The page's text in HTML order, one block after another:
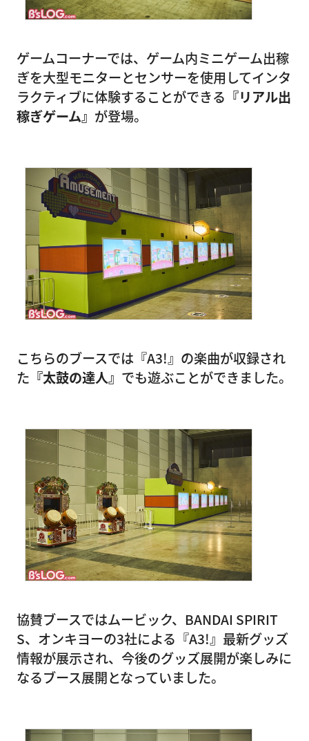
ゲームコーナーでは、ゲーム内ミニゲーム出稼
ぎを大型モニターとセンサーを使用してインタ
ラクティブに体験することができる 『リアル出
稼ぎゲーム』 が登場。
こちらのブースでは『A3!』の楽曲が収録され
た 『太鼓の達人』 でも遊ぶことができました。
協賛ブースではムービック、BANDAI SPIRIT
S、オンキヨーの3社による『A3!』最新グッズ
情報が展示され、今後のグッズ展開が楽しみに
なるブース展開となっていました。